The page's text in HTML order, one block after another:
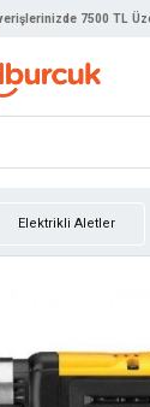
7500 TL
Elektrikli Aletler